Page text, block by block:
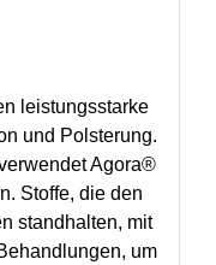
leistungsstarke
und Polsterung.
Agora®
Stoffe, die den
standhalten, mit
um